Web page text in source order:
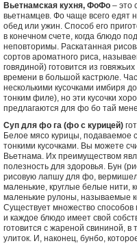
Вьетнамская кухня, ФоФо – это
вьетнамцев. Фо чаще всего едят
обед или ужин. Способ его
в конечном счете, когда блюдо
неповторимы. Раскатанная
сортов ароматного риса,
говядиной) готовится из
времени в большой кастрюле.
несколькими кусочками имбиря
тонким филе), но эти кусочки
предлагаются для фо бо тай
Суп для фо га (фо с курицей)
Белое мясо курицы, подаваемое
тонкими кусочками. Вы можете
Вьетнама. Их преимуществом
полезность для здоровья. Бун
рисовую лапшу для фо,
маленькие, круглые белые нити,
маленькие рулоны, называемые
Существует множество
и каждое блюдо имеет свой
готовится с жареной свининой, в
улиток. И, наконец, бунбо,